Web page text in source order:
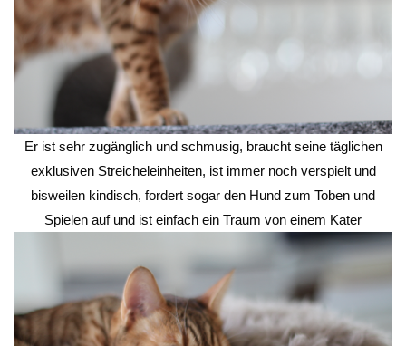
Er ist sehr zugänglich und schmusig, braucht seine täglichen
exklusiven Streicheleinheiten, ist immer noch verspielt und
bisweilen kindisch, fordert sogar den Hund zum Toben und
Spielen auf und ist einfach ein Traum von einem Kater